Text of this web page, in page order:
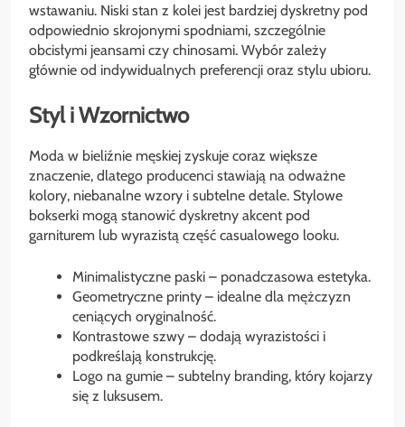
wstawaniu. Niski stan z kolei jest bardziej dyskretny pod
odpowiednio skrojonymi spodniami, szczególnie
obcisłymi jeansami czy chinosami. Wybór zależy
głównie od indywidualnych preferencji oraz stylu ubioru.
Styl i Wzornictwo
Moda w bieliźnie męskiej zyskuje coraz większe
znaczenie, dlatego producenci stawiają na odważne
kolory, niebanalne wzory i subtelne detale. Stylowe
bokserki mogą stanowić dyskretny akcent pod
garniturem lub wyrazistą część casualowego looku.
Minimalistyczne paski – ponadczasowa estetyka.
Geometryczne printy – idealne dla mężczyzn
ceniących oryginalność.
Kontrastowe szwy – dodają wyrazistości i
podkreślają konstrukcję.
Logo na gumie – subtelny branding, który kojarzy
się z luksusem.